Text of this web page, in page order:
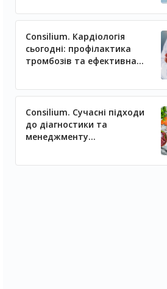
Consilium. Кардіологія
сьогодні: профілактика
тромбозів та ефективна
Consilium. Сучасні підходи
до діагностики та
менеджменту